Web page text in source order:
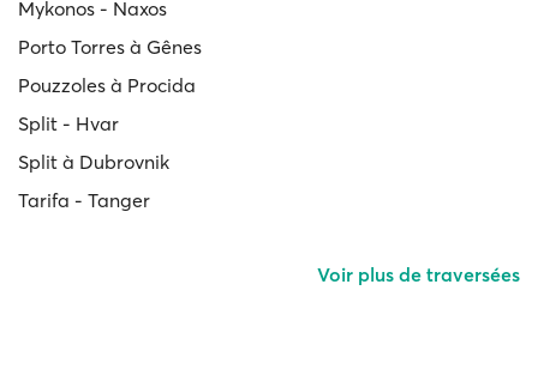
Mykonos - Naxos
Porto Torres à Gênes
Pouzzoles à Procida
Split - Hvar
Split à Dubrovnik
Tarifa - Tanger
Voir plus de traversées